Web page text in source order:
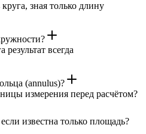
зная только длину
всегда
(annulus)?
измерения перед расчётом?
известна только площадь?